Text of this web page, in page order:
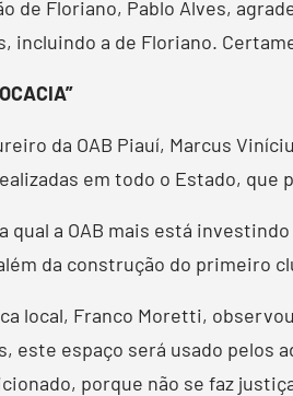
de Floriano, Pablo Alves,
incluindo a de Floriano.
da OAB Piauí, Marcus
em todo o Estado,
qual a OAB mais está
da construção do primeiro
local, Franco Moretti,
este espaço será usado pelos
porque não se faz